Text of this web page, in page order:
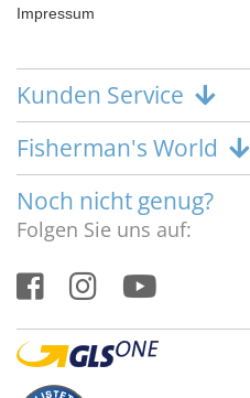
Impressum
Kunden Service
Fisherman's World
Noch nicht genug?
Folgen Sie uns auf: